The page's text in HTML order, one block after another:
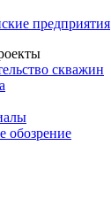
предприятия
скважин
обозрение